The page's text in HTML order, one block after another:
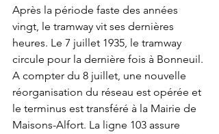
Après la période faste des années
vingt, le tramway vit ses dernières
heures. Le 7 juillet 1935, le tramway
circule pour la dernière fois à Bonneuil.
A compter du 8 juillet, une nouvelle
réorganisation du réseau est opérée et
le terminus est transféré à la Mairie de
Maisons-Alfort. La ligne 103 assure